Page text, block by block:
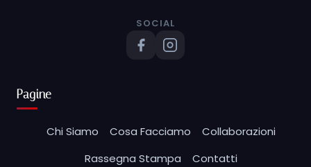
SOCIAL
Pagine
Chi Siamo Cosa Facciamo
Collaborazioni
Rassegna Stampa
Contatti